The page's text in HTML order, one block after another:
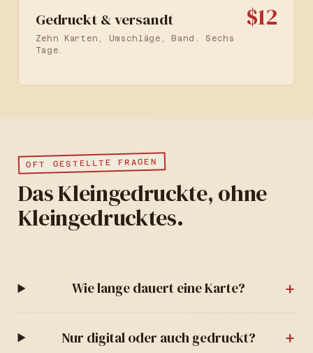
Gedruckt & versandt
Zehn Karten, Umschläge, Band. Sechs
Tage.
$12
OFT GESTELLTE FRAGEN
Das Kleingedruckte, ohne
Kleingedrucktes.
Wie lange dauert eine Karte?
Nur digital oder auch gedruckt?